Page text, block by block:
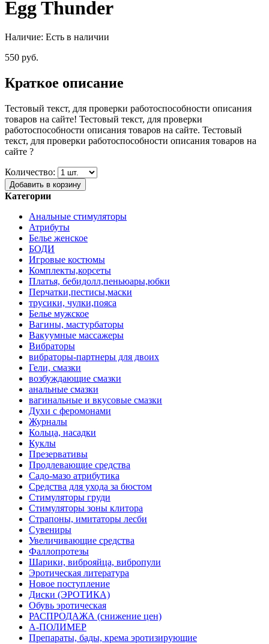
Egg Thunder
Наличие: Есть в наличии
550 руб.
Краткое описание
Тестовый текст, для проверки работоспособности описания
товаров на сайте! Тестовый текст, для проверки
работоспособности описания товаров на сайте. Тестовый
текст, для проверки работоспособности описания товаров на
сайте ?
Количество:
Добавить в корзину
Категории
Анальные стимуляторы
Атрибуты
Белье женское
БОДИ
Игровые костюмы
Комплекты,корсеты
Платья, бебидолл,пеньюары,юбки
Перчатки,пестисы,маски
трусики, чулки,пояса
Белье мужское
Вагины, мастурбаторы
Вакуумные массажеры
Вибраторы
вибраторы-партнеры для двоих
Гели, смазки
возбуждающие смазки
анальные смазки
вагинальные и вкусовые смазки
Духи с феромонами
Журналы
Кольца, насадки
Куклы
Презервативы
Продлевающие средства
Садо-мазо атрибутика
Средства для ухода за бюстом
Стимуляторы груди
Стимуляторы зоны клитора
Страпоны, имитаторы лесби
Сувениры
Увеличивающие средства
Фаллопротезы
Шарики, виброяйца, вибропули
Эротическая литература
Новое поступление
Диски (ЭРОТИКА)
Обувь эротическая
РАСПРОДАЖА (снижение цен)
А-ПОЛИМЕР
Препараты, бады, крема эротизирующие